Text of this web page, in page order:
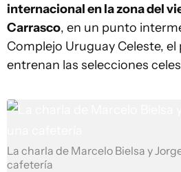
internacional en la zona del
Carrasco, en un punto
Complejo Uruguay Celeste,
entrenan las selecciones
La charla de Marcelo Bielsa y
cafetería